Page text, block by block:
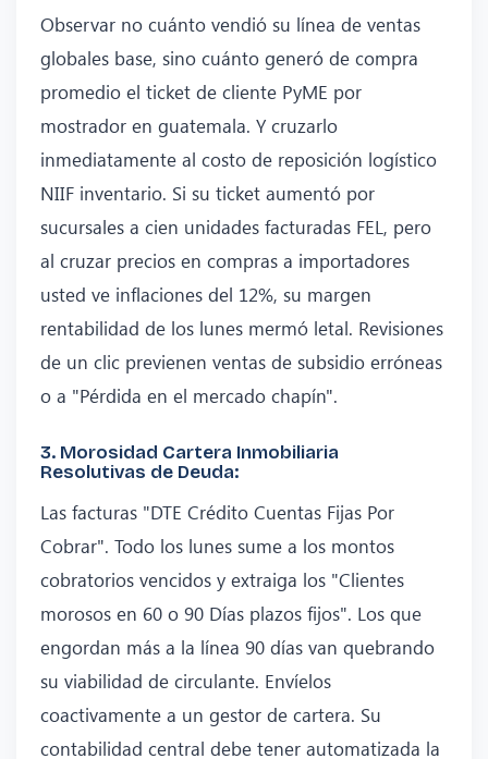
Observar no cuánto vendió su línea de ventas
globales base, sino cuánto generó de compra
promedio el ticket de cliente PyME por
mostrador en guatemala. Y cruzarlo
inmediatamente al costo de reposición logístico
NIIF inventario. Si su ticket aumentó por
sucursales a cien unidades facturadas FEL, pero
al cruzar precios en compras a importadores
usted ve inflaciones del 12%, su margen
rentabilidad de los lunes mermó letal. Revisiones
de un clic previenen ventas de subsidio erróneas
o a "Pérdida en el mercado chapín".
3. Morosidad Cartera Inmobiliaria
Resolutivas de Deuda:
Las facturas "DTE Crédito Cuentas Fijas Por
Cobrar". Todo los lunes sume a los montos
cobratorios vencidos y extraiga los "Clientes
morosos en 60 o 90 Días plazos fijos". Los que
engordan más a la línea 90 días van quebrando
su viabilidad de circulante. Envíelos
coactivamente a un gestor de cartera. Su
contabilidad central debe tener automatizada la